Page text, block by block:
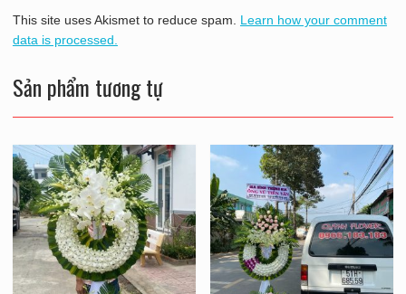
This site uses Akismet to reduce spam. Learn how your comment
data is processed.
Sản phẩm tương tự